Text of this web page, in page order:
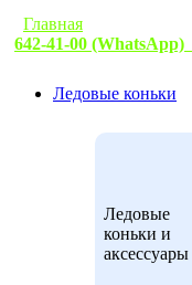
Главная
642-41-00 (WhatsApp)
Ледовые коньки
Ледовые
коньки и
аксессуары